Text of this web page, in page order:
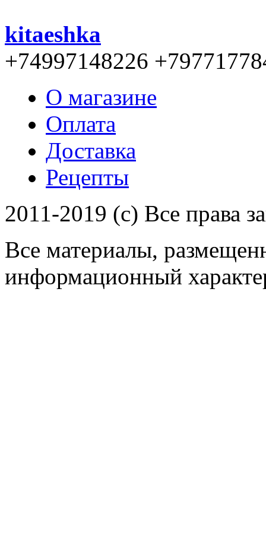
kitaeshka
+74997148226
О магазине
Оплата
Доставка
Рецепты
2011-2019 (c) Все права
Все материалы,
информационный